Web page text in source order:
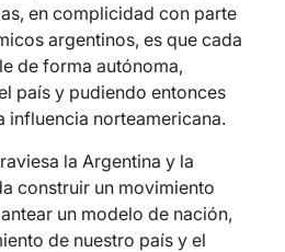
en complicidad con parte
argentinos, es que cada
de forma autónoma,
país y pudiendo entonces
influencia norteamericana.
la Argentina y la
construir un movimiento
un modelo de nación,
de nuestro país y el